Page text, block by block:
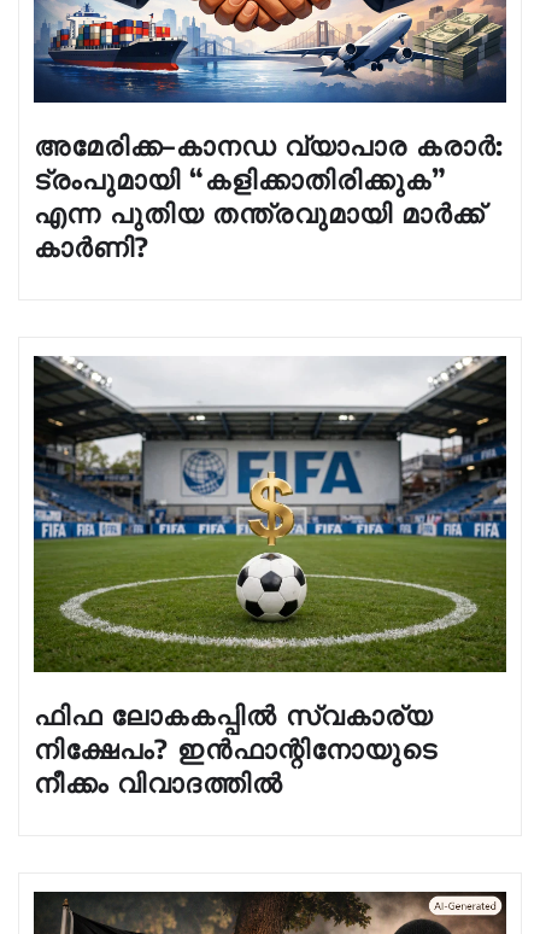
അമേരിക്ക–കാനഡ വ്യാപാര കരാർ:
ട്രംപുമായി “കളിക്കാതിരിക്കുക”
എന്ന പുതിയ തന്ത്രവുമായി മാർക്ക്
കാർണി?
ഫിഫ ലോകകപ്പിൽ സ്വകാര്യ
നിക്ഷേപം? ഇൻഫാന്റിനോയുടെ
നീക്കം വിവാദത്തിൽ